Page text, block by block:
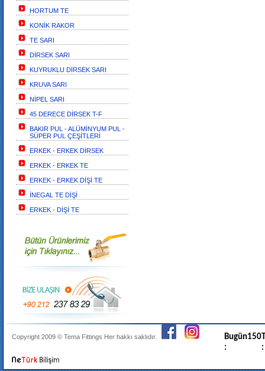
HORTUM TE
KONİK RAKOR
TE SARI
DİRSEK SARI
KUYRUKLU DİRSEK SARI
KRUVA SARI
NİPEL SARI
45 DERECE DİRSEK T-F
BAKIR PUL - ALÜMİNYUM PUL -
SÜPER PUL ÇEŞİTLERİ
ERKEK - ERKEK DİRSEK
ERKEK - ERKEK TE
ERKEK - ERKEK DİŞİ TE
İNEGAL TE DİŞİ
ERKEK - DİŞİ TE
Copyright 2009 © Tema Fittings Her hakkı saklıdır.
Bugün
:
150
: